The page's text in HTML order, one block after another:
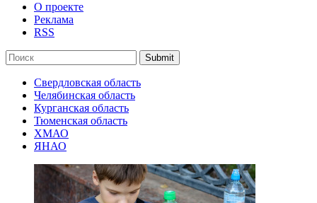
О проекте
Реклама
RSS
Submit
Свердловская область
Челябинская область
Курганская область
Тюменская область
ХМАО
ЯНАО